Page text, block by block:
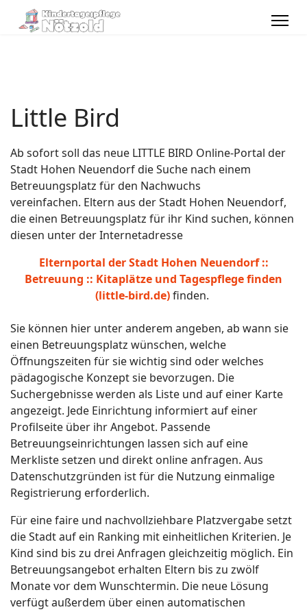
Little Bird
Ab sofort soll das neue LITTLE BIRD Online-Portal der
Stadt Hohen Neuendorf die Suche nach einem
Betreuungsplatz für den Nachwuchs
vereinfachen. Eltern aus der Stadt Hohen Neuendorf,
die einen Betreuungsplatz für ihr Kind suchen, können
diesen unter der Internetadresse
Elternportal der Stadt Hohen Neuendorf ::
Betreuung :: Kitaplätze und Tagespflege finden
(little-bird.de)finden.
Sie können hier unter anderem angeben, ab wann sie
einen Betreuungsplatz wünschen, welche
Öffnungszeiten für sie wichtig sind oder welches
pädagogische Konzept sie bevorzugen. Die
Suchergebnisse werden als Liste und auf einer Karte
angezeigt. Jede Einrichtung informiert auf einer
Profilseite über ihr Angebot. Passende
Betreuungseinrichtungen lassen sich auf eine
Merkliste setzen und direkt online anfragen. Aus
Datenschutzgründen ist für die Nutzung einmalige
Registrierung erforderlich.
Für eine faire und nachvollziehbare Platzvergabe setzt
die Stadt auf ein Ranking mit einheitlichen Kriterien. Je
Kind sind bis zu drei Anfragen gleichzeitig möglich. Ein
Betreuungsangebot erhalten Eltern bis zu zwölf
Monate vor dem Wunschtermin. Die neue Lösung
verfügt außerdem über einen automatischen